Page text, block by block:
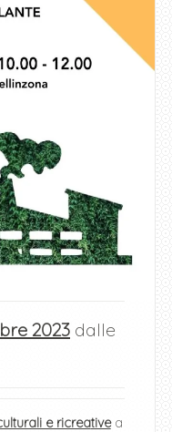
2023 dalle
e ricreativea